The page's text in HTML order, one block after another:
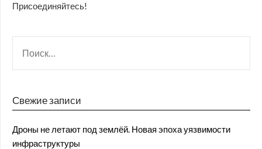
Присоединяйтесь!
Свежие записи
Дроны не летают под землёй. Новая эпоха уязвимости
инфраструктуры